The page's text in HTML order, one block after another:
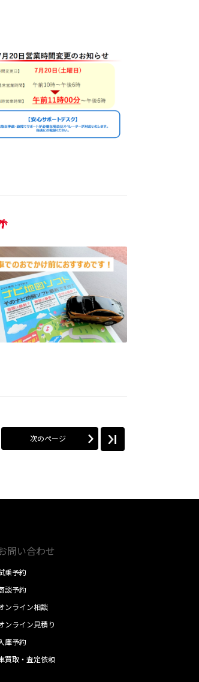
次のページ
問い合わせ
乗予約
談予約
ンライン相談
ンライン見積り
庫予約
買取・査定依頼